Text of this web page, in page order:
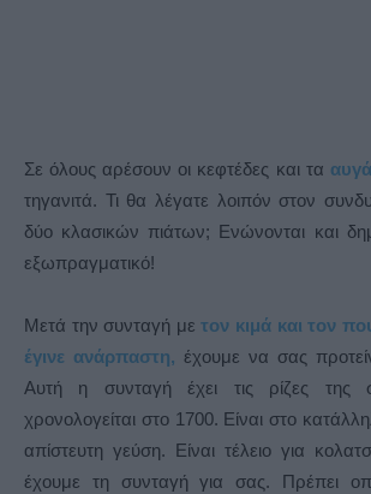
Σε όλους αρέσουν οι κεφτέδες και τα αυγά
τηγανιτά. Τι θα λέγατε λοιπόν στον
δύο κλασικών πιάτων; Ενώνονται και
εξωπραγματικό!
Μετά την συνταγή μετον κιμά και τον
έγινε ανάρπαστη, έχουμε να σας
Αυτή η συνταγή έχει τις ρίζες της
χρονολογείται στο 1700. Είναι στο
απίστευτη γεύση. Είναι τέλειο για
έχουμε τη συνταγή για σας. Πρέπει